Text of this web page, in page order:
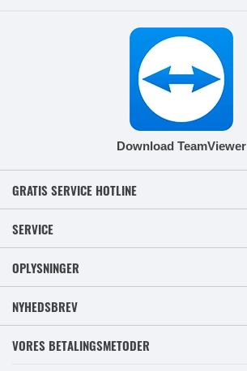
Download TeamViewer
GRATIS SERVICE HOTLINE
SERVICE
OPLYSNINGER
NYHEDSBREV
VORES BETALINGSMETODER